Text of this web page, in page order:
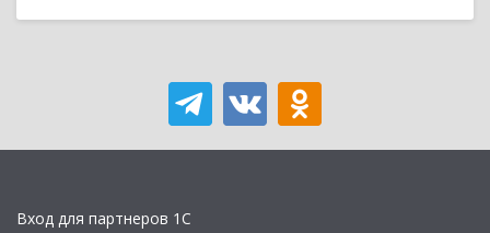
Вход для партнеров 1С